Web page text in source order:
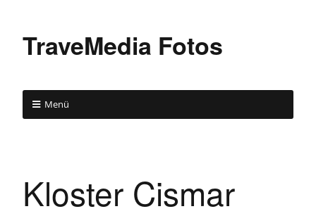
TraveMedia Fotos
Menü
Kloster Cismar